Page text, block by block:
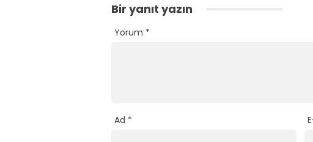
Bir yanıt yazın
Yorum *
Ad *